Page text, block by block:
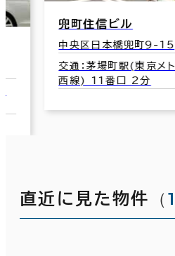
本橋茅場町3-3-5
場町駅(東京メトロ日比谷線･東
直近に見た物件 （1